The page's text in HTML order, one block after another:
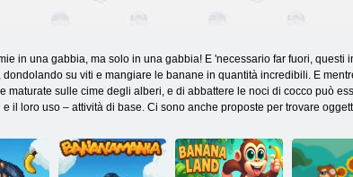
in una gabbia, ma solo in una gabbia! E 'necessario far fuori,
su viti e mangiare le banane in quantità incredibili. E
maturate sulle cime degli alberi, e di abbattere le noci di cocco può
il loro uso – attività di base. Ci sono anche proposte per trovare